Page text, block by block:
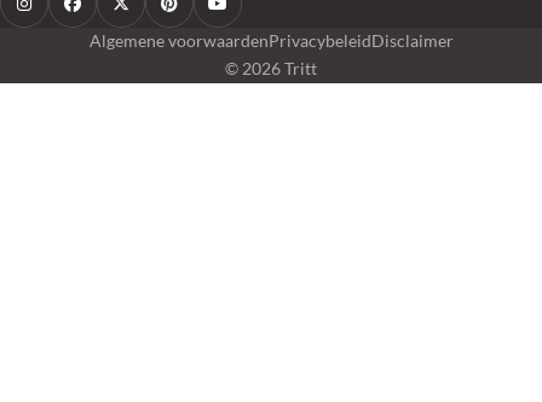
© 2026 Tritt
Algemene voorwaardenPrivacybeleidDisclaimer